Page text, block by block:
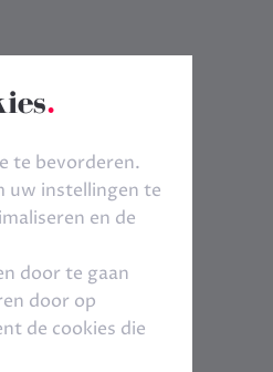
.
te bevorderen.
uw instellingen te
en de
door te gaan
door op
de cookies die